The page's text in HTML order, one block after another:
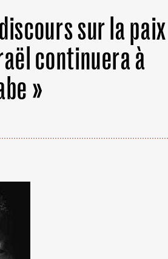
sur la paix
continuera à
»